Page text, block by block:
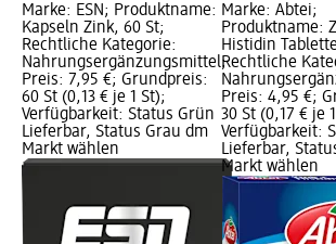
Marke: ESN; Produktname:
Kapseln Zink, 60 St;
Rechtliche Kategorie:
Nahrungsergänzungsmittel;
Preis: 7,95 €; Grundpreis:
60 St (0,13 € je 1 St);
Verfügbarkeit: Status Grün
Lieferbar, Status Grau dm
Markt wählen
Marke: Abtei;
Produktname:
Histidin
Rechtliche
Preis: 4,95 €;
30 St (0,17 € je
Verfügbarkeit:
Lieferbar,
Markt wählen